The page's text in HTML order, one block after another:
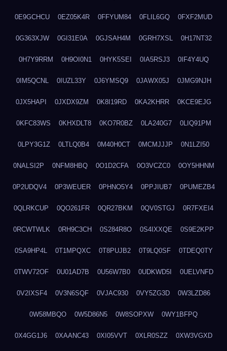
0E9GCHCU 0EZ05K4R 0FFYUM84 0FLIL6GQ 0FXF2MUD
0G363XJW 0GI31E0A 0GJSAH4M 0GRH7XSL 0H17NT32
0H7Y9RRM 0H9OI0N1 0HYK5SEI 0IA5RSJ3 0IF4Y4UQ
0IM5QCNL 0IUZL33Y 0J6YMSQ9 0JAWX05J 0JMG9NJH
0JX5HAPI 0JXDX9ZM 0K8I19RD 0KA2KHRR 0KCE9EJG
0KFC83WS 0KHXDLT8 0KO7R0BZ 0LA240G7 0LIQ91PM
0LPY3G1Z 0LTLQ0B4 0M40H0CT 0MCMJJJP 0N1LZI50
0NALSI2P 0NFM8HBQ 0O1D2CFA 0O3VCZC0 0OY5HHNM
0P2UDQV4 0P3WEUER 0PHNO5Y4 0PPJIUB7 0PUMEZB4
0QLRKCUP 0QO261FR 0QR27BKM 0QV0STGJ 0R7FXEI4
0RCWTWLK 0RH9C3CH 0S284R8O 0S4IXXQE 0S9E2KPP
0SA9HP4L 0T1MPQXC 0T8PUJB2 0T9LQ0SF 0TDEQ0TY
0TWV72OF 0U01AD7B 0U56W7B0 0UDKWD5I 0UELVNFD
0V2IXSF4 0V3N6SQF 0VJAC930 0VY5ZG3D 0W3LZD86
0W58MBQO 0W5D86N5 0W8SOPXW 0WY1BFPQ
0X4GG1J6 0XAANC43 0XI05VVT 0XLR0SZZ 0XW3VGXD